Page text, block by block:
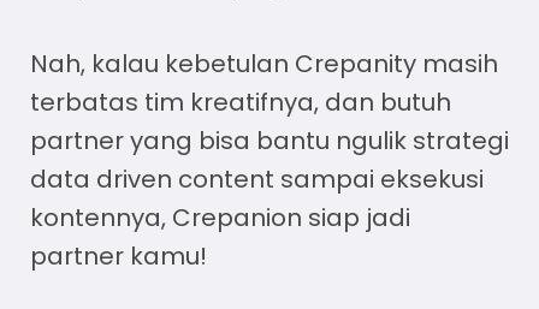
Nah, kalau kebetulan Crepanity masih
terbatas tim kreatifnya, dan butuh
partner yang bisa bantu ngulik strategi
data driven content sampai eksekusi
kontennya, Crepanion siap jadi
partner kamu!